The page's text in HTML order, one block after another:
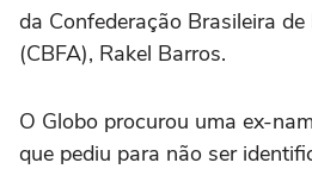
da Confederação Brasileira
(CBFA), Rakel Barros.
O Globo procurou uma ex-
que pediu para não ser